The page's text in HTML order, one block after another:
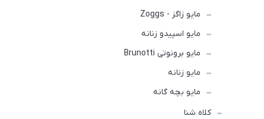
مایو زاگز - Zoggs
مایو اسپیدو زنانه
مایو برونوتی Brunotti
مایو زنانه
مایو بچه گانه
کلاه شنا